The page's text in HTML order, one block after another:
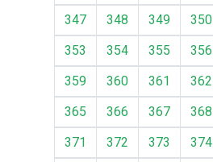
347
348 349 350
353
354 355 356
359
360 361 362
365
366 367 368
371
372 373 374